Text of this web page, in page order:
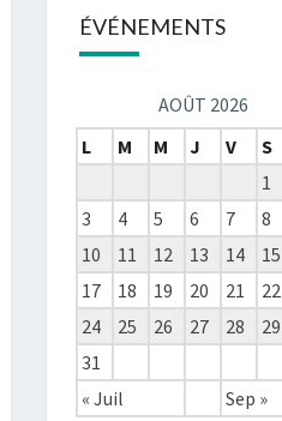
ÉVÉNEMENTS
AOÛT 2026
L
M M J V S
1
3
4 5 6 7 8
10
11 12 13 14 15
17
18 19 20 21 22
24
25 26 27 28 29
31
« Juil
Sep »